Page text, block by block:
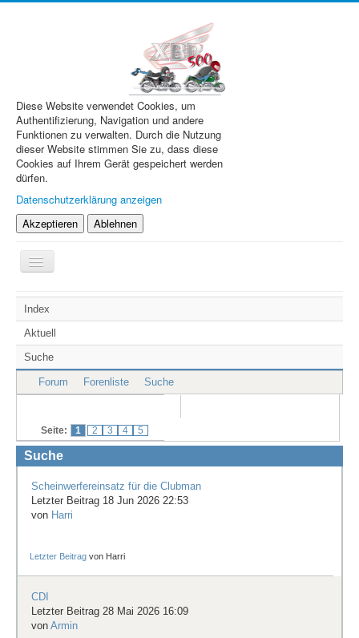
Diese Website verwendet Cookies, um
Authentifizierung, Navigation und andere
Funktionen zu verwalten. Durch die Nutzung
dieser Website stimmen Sie zu, dass diese
Cookies auf Ihrem Gerät gespeichert werden
dürfen.
Datenschutzerklärung anzeigen
Akzeptieren
Ablehnen
Navigation
an/aus
XBR.de
Technik
Forum
Treffen & Touren
Suche
Index
Aktuell
Suche
Forum Forenliste Suche
Seite: 1 2 3 4 5
Suche
Scheinwerfereinsatz für die Clubman
Letzter Beitrag 18 Jun 2026 22:53
von Harri
Letzter Beitrag von Harri
CDI
Letzter Beitrag 28 Mai 2026 16:09
von Armin